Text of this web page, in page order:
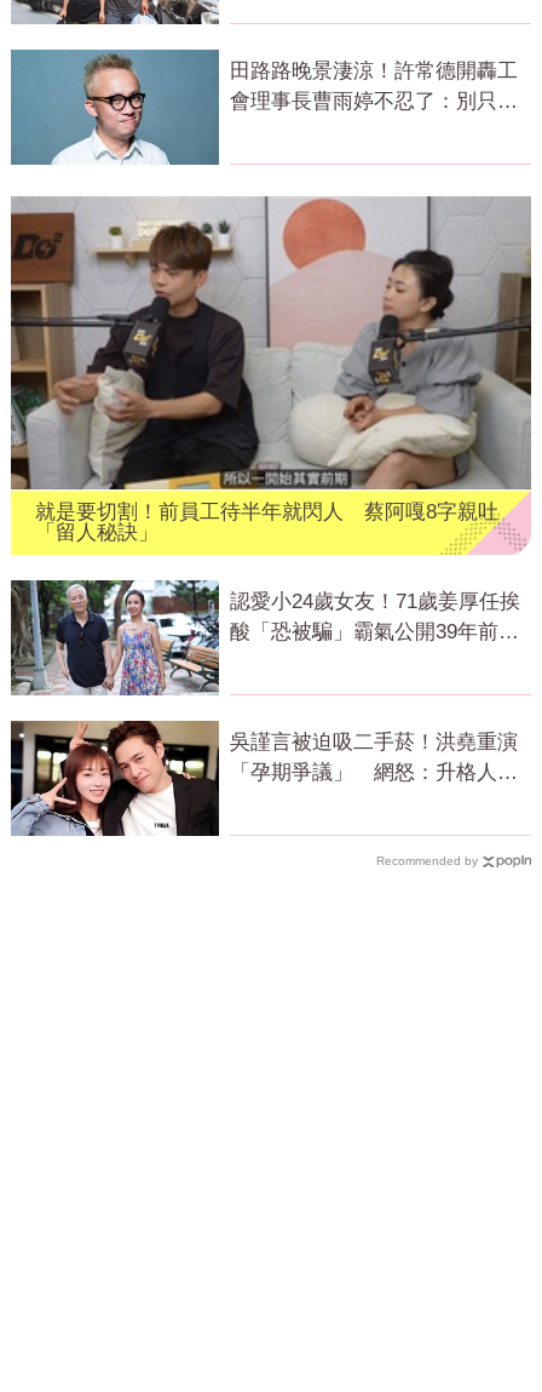
田路路晚景淒涼！許常德開轟工
會理事長曹雨婷不忍了：別只包
就是要切割！前員工待半年就閃人 蔡阿嘎8字親吐
「留人秘訣」
認愛小24歲女友！71歲姜厚任挨
酸「恐被騙」霸氣公開39年前鐵
吳謹言被迫吸二手菸！洪堯重演
「孕期爭議」 網怒：升格人父
Recommended by